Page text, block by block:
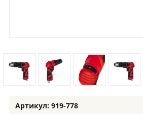
Артикул: 919-778